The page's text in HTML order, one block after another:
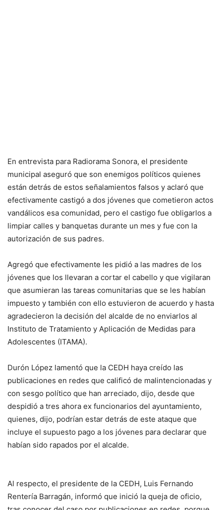
En entrevista para Radiorama Sonora, el presidente
municipal aseguró que son enemigos políticos quienes
están detrás de estos señalamientos falsos y aclaró que
efectivamente castigó a dos jóvenes que cometieron actos
vandálicos esa comunidad, pero el castigo fue obligarlos a
limpiar calles y banquetas durante un mes y fue con la
autorización de sus padres.
Agregó que efectivamente les pidió a las madres de los
jóvenes que los llevaran a cortar el cabello y que vigilaran
que asumieran las tareas comunitarias que se les habían
impuesto y también con ello estuvieron de acuerdo y hasta
agradecieron la decisión del alcalde de no enviarlos al
Instituto de Tratamiento y Aplicación de Medidas para
Adolescentes (ITAMA).
Durón López lamentó que la CEDH haya creído las
publicaciones en redes que calificó de malintencionadas y
con sesgo político que han arreciado, dijo, desde que
despidió a tres ahora ex funcionarios del ayuntamiento,
quienes, dijo, podrían estar detrás de este ataque que
incluye el supuesto pago a los jóvenes para declarar que
habían sido rapados por el alcalde.
Al respecto, el presidente de la CEDH, Luis Fernando
Rentería Barragán, informó que inició la queja de oficio,